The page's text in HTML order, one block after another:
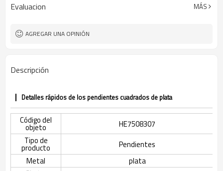
Evaluacion MÁS
AGREGAR UNA OPINIÓN
Descripción
Detalles rápidos de los pendientes cuadrados de plata
Código del
objeto
HE7508307
Tipo de
producto
Pendientes
Metal
plata